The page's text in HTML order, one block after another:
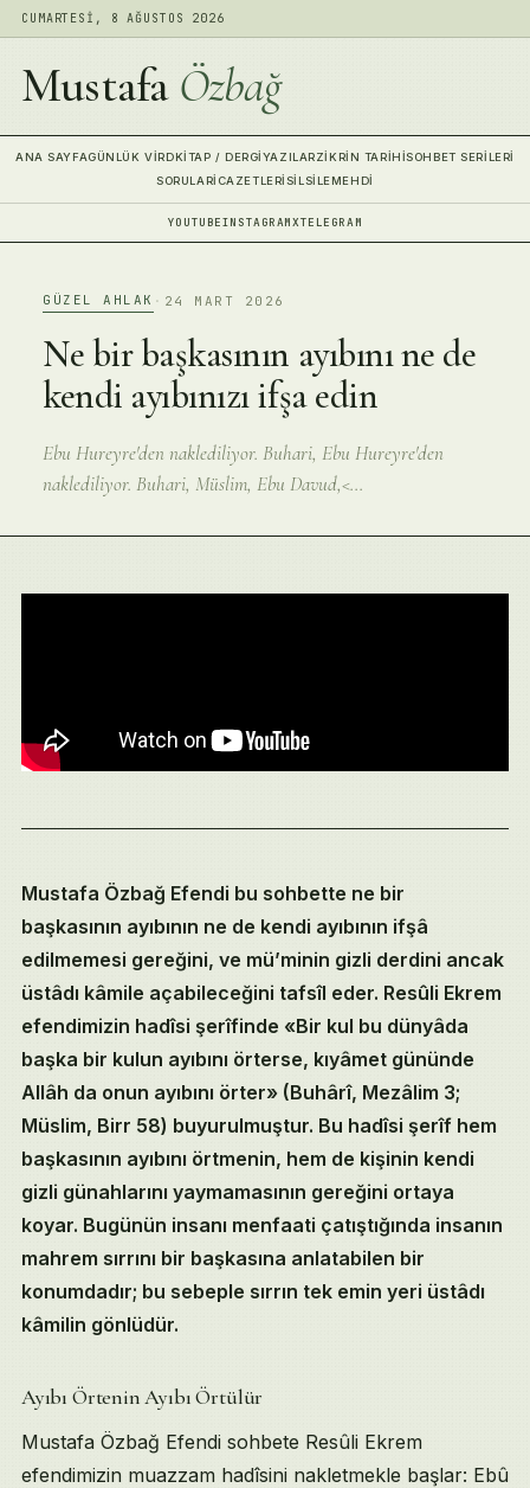
CUMARTESI, 8 AĞUSTOS 2026
Mustafa Özbağ
ANA SAYFAGÜNLÜK VIRDKITAP / DERGIYAZILARZIKRIN TARIHISOHBET SERILERI
SORULARİCAZETLERISILSILEMEHDI
YOUTUBEINSTAGRAMXTELEGRAM
GÜZEL AHLAK · 24 MART 2026
Ne bir başkasının ayıbını ne de
kendi ayıbınızı ifşa edin
Ebu Hureyre'den naklediliyor. Buhari, Ebu Hureyre'den
naklediliyor. Buhari, Müslim, Ebu Davud,<...
Mustafa Özbağ Efendi bu sohbette ne bir
başkasının ayıbının ne de kendi ayıbının ifşâ
edilmemesi gereğini, ve mü’minin gizli derdini ancak
üstâdı kâmile açabileceğini tafsîl eder. Resûli Ekrem
efendimizin hadîsi şerîfinde «Bir kul bu dünyâda
başka bir kulun ayıbını örterse, kıyâmet gününde
Allâh da onun ayıbını örter» (Buhârî, Mezâlim 3;
Müslim, Birr 58) buyurulmuştur. Bu hadîsi şerîf hem
başkasının ayıbını örtmenin, hem de kişinin kendi
gizli günahlarını yaymamasının gereğini ortaya
koyar. Bugünün insanı menfaati çatıştığında insanın
mahrem sırrını bir başkasına anlatabilen bir
konumdadır; bu sebeple sırrın tek emin yeri üstâdı
kâmilin gönlüdür.
Table of Contents
Ayıbı Örtenin Ayıbı Örtülür
Kendi Günahını Bir Başkasına Anlatmamak
«Bu Benim Eşim, Anlatırım» Yanlışı
Ayıbı Örtenin Ayıbı Örtülür
Mustafa Özbağ Efendi sohbete Resûli Ekrem
efendimizin muazzam hadîsini nakletmekle başlar: Ebû